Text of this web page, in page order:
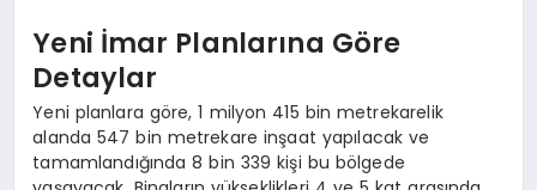
Yeni İmar Planlarına Göre
Detaylar
Yeni planlara göre, 1 milyon 415 bin metrekarelik
alanda 547 bin metrekare inşaat yapılacak ve
tamamlandığında 8 bin 339 kişi bu bölgede